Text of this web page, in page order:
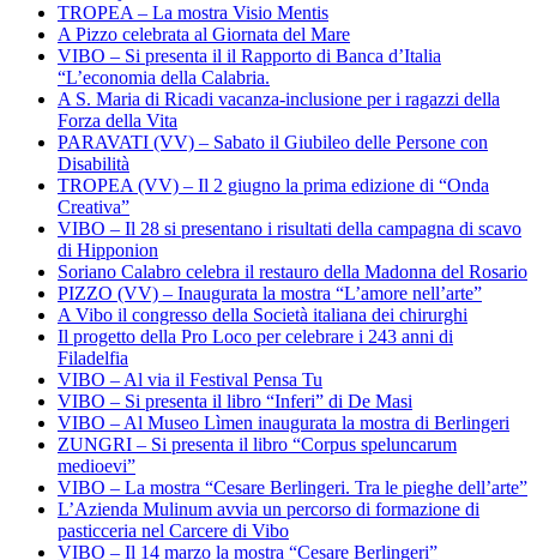
TROPEA – La mostra Visio Mentis
A Pizzo celebrata al Giornata del Mare
VIBO – Si presenta il il Rapporto di Banca d’Italia
“L’economia della Calabria.
A S. Maria di Ricadi vacanza-inclusione per i ragazzi della
Forza della Vita
PARAVATI (VV) – Sabato il Giubileo delle Persone con
Disabilità
TROPEA (VV) – Il 2 giugno la prima edizione di “Onda
Creativa”
VIBO – Il 28 si presentano i risultati della campagna di scavo
di Hipponion
Soriano Calabro celebra il restauro della Madonna del Rosario
PIZZO (VV) – Inaugurata la mostra “L’amore nell’arte”
A Vibo il congresso della Società italiana dei chirurghi
Il progetto della Pro Loco per celebrare i 243 anni di
Filadelfia
VIBO – Al via il Festival Pensa Tu
VIBO – Si presenta il libro “Inferi” di De Masi
VIBO – Al Museo Lìmen inaugurata la mostra di Berlingeri
ZUNGRI – Si presenta il libro “Corpus speluncarum
medioevi”
VIBO – La mostra “Cesare Berlingeri. Tra le pieghe dell’arte”
L’Azienda Mulinum avvia un percorso di formazione di
pasticceria nel Carcere di Vibo
VIBO – Il 14 marzo la mostra “Cesare Berlingeri”